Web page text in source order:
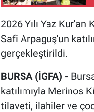
2026 Yılı Yaz Kur'an
Safi Arpaguş'un
gerçekleştirildi.
BURSA (İGFA) -
katılımıyla Merinos
tilaveti, ilahiler ve